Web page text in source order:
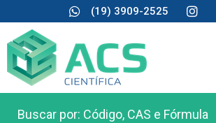
(19) 3909-2525
CATEGORIA:REAGENTES